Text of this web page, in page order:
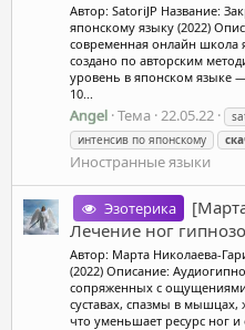
Автор: SatoriJP Название:
японскому языку (2022)
современная онлайн школа
создано по авторским
уровень в японском языке
10...
Angel Тема 22.05.22
интенсив по японскому
Иностранные языки
Эзотерика
Лечение ног
Автор: Марта Николаева-
(2022) Описание:
сопряженных с
суставах, спазмы в мышцах,
что уменьшает ресурс ног и